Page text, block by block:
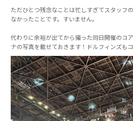
ただひとつ残念なことは忙しすぎてスタッフ
なかったことです。すいません。
代わりに余裕が出てから撮った同日開催のコ
ナの写真を載せておきます！ドルフィンズも